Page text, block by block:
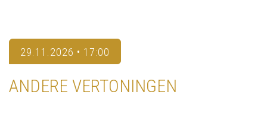
29.11.2026 • 17:00
ANDERE VERTONINGEN